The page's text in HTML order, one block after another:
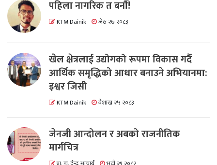
पहिला नागरिक त बनाैं!
KTM Dainik जेठ २७ २०८३
खेल क्षेत्रलाई उद्योगको रूपमा विकास गर्दै
आर्थिक समृद्धिको आधार बनाउने अभियानमा:
इश्वर जिसी
KTM Dainik वैशाख २५ २०८३
जेनजी आन्दोलन र अबको राजनीतिक
मार्गचित्र